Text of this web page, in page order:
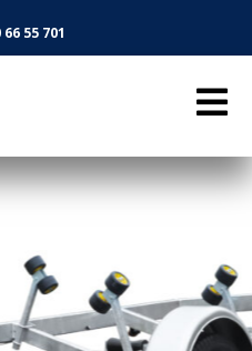
66 55 701